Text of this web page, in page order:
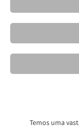
Temos uma